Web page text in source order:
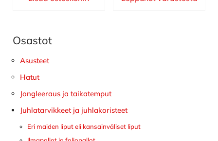
Ensisijainen
sivupalkki
Osastot
Asusteet
Hatut
Jongleeraus ja taikatemput
Juhlatarvikkeet ja juhlakoristeet
Eri maiden liput eli kansainväliset liput